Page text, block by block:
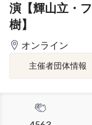
演【輝山立・
樹】
オンライン
主催者団体情報